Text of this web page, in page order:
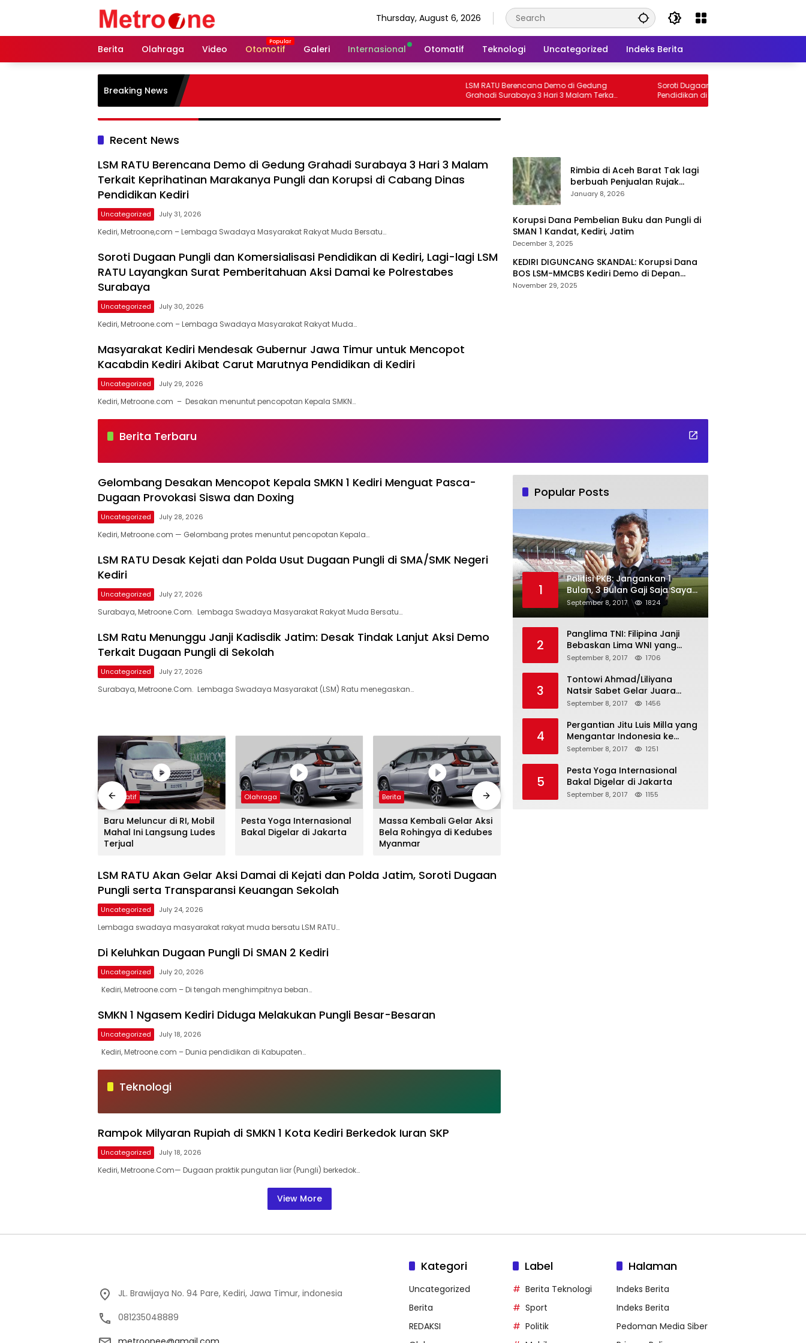
Thursday, August 6, 2026
Berita Olahraga Video Otomotif Galeri Internasional Otomatif Teknologi Uncategorized Indeks Berita
Breaking News
LSM RATU Berencana Demo di Gedung
Grahadi Surabaya 3 Hari 3 Malam Terkait
Keprihatinan Marakanya Pungli dan
Kediri
Soroti Dugaan Pungli dan Komersialisasi
Pendidikan di Kediri, Lagi-lagi LSM RATU
Layangkan Surat Pemberitahuan Aksi
Recent News
LSM RATU Berencana Demo di Gedung Grahadi Surabaya 3 Hari 3 Malam
Terkait Keprihatinan Marakanya Pungli dan Korupsi di Cabang Dinas
Pendidikan Kediri
Uncategorized July 31, 2026
​Kediri, Metroone,com – Lembaga Swadaya Masyarakat Rakyat Muda Bersatu…
Soroti Dugaan Pungli dan Komersialisasi Pendidikan di Kediri, Lagi-lagi LSM
RATU Layangkan Surat Pemberitahuan Aksi Damai ke Polrestabes
Surabaya
Uncategorized July 30, 2026
Kediri, Metroone.com – Lembaga Swadaya Masyarakat Rakyat Muda…
Masyarakat Kediri Mendesak Gubernur Jawa Timur untuk Mencopot
Kacabdin Kediri Akibat Carut Marutnya Pendidikan di Kediri
Uncategorized July 29, 2026
Kediri, Metroone.com – Desakan menuntut pencopotan Kepala SMKN…
Rimbia di Aceh Barat Tak lagi
berbuah Penjualan Rujak
dimeulaboh Hilang cipta Rasa.
January 8, 2026
Korupsi Dana Pembelian Buku dan Pungli di
SMAN 1 Kandat, Kediri, Jatim
December 3, 2025
KEDIRI DIGUNCANG SKANDAL: Korupsi Dana
BOS LSM-MMCBS Kediri Demo di Depan
Kantor Dinas Pendidikan Kabupaten Kediri
November 29, 2025
Berita Terbaru
Gelombang Desakan Mencopot Kepala SMKN 1 Kediri Menguat Pasca-
Dugaan Provokasi Siswa dan Doxing
Uncategorized July 28, 2026
Kediri, Metroone.com — Gelombang protes menuntut pencopotan Kepala…
LSM RATU Desak Kejati dan Polda Usut Dugaan Pungli di SMA/SMK Negeri
Kediri
Uncategorized July 27, 2026
Surabaya, Metroone.Com. Lembaga Swadaya Masyarakat Rakyat Muda Bersatu…
LSM Ratu Menunggu Janji Kadisdik Jatim: Desak Tindak Lanjut Aksi Demo
Terkait Dugaan Pungli di Sekolah
Uncategorized July 27, 2026
Surabaya, Metroone.Com. Lembaga Swadaya Masyarakat (LSM) Ratu menegaskan…
Otomatif
Baru Meluncur di RI, Mobil
Mahal Ini Langsung Ludes
Terjual
Olahraga
Pesta Yoga Internasional
Bakal Digelar di Jakarta
Berita
Massa Kembali Gelar Aksi
Bela Rohingya di Kedubes
Myanmar
Otomatif Olahraga
LSM RATU Akan Gelar Aksi Damai di Kejati dan Polda Jatim, Soroti Dugaan
Pungli serta Transparansi Keuangan Sekolah
Uncategorized July 24, 2026
Lembaga swadaya masyarakat rakyat muda bersatu LSM RATU…
Di Keluhkan Dugaan Pungli Di SMAN 2 Kediri
Uncategorized July 20, 2026
Kediri, Metroone.com – Di tengah menghimpitnya beban…
SMKN 1 Ngasem Kediri Diduga Melakukan Pungli Besar-Besaran
Uncategorized July 18, 2026
Kediri, Metroone.com – Dunia pendidikan di Kabupaten…
Teknologi
Rampok Milyaran Rupiah di SMKN 1 Kota Kediri Berkedok Iuran SKP
Uncategorized July 18, 2026
Kediri, Metroone.Com— Dugaan praktik pungutan liar (Pungli) berkedok…
View More
Popular Posts
1
Politisi PKB: Jangankan 1
Bulan, 3 Bulan Gaji Saja Saya
Siap untuk Rohingya
September 8, 2017 1824
2
Panglima TNI: Filipina Janji
Bebaskan Lima WNI yang
Disandera Abu Sayyaf
September 8, 2017 1706
3
Tontowi Ahmad/Liliyana
Natsir Sabet Gelar Juara
Dunia Kedua
September 8, 2017 1456
4
Pergantian Jitu Luis Milla yang
Mengantar Indonesia ke
Semifinal
September 8, 2017 1251
5
Pesta Yoga Internasional
Bakal Digelar di Jakarta
September 8, 2017 1155
JL. Brawijaya No. 94 Pare, Kediri, Jawa Timur, indonesia
081235048889
Kategori
Uncategorized
Berita
REDAKSI
Label
Berita Teknologi
Sport
Politik
Halaman
Indeks Berita
Indeks Berita
Pedoman Media Siber